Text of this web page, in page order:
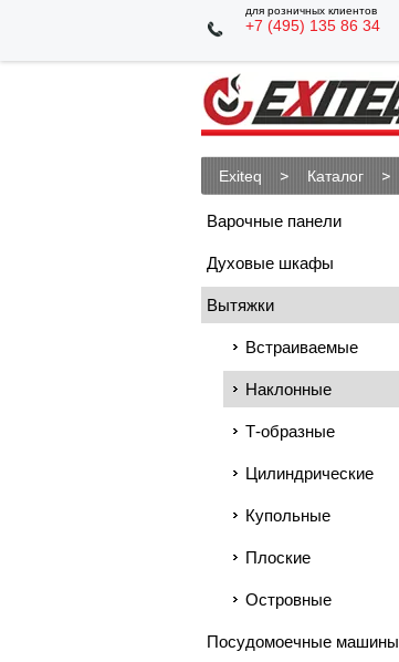
для розничных клиентов
+7 (495) 135 86 34
Exiteq Каталог
Варочные панели
Духовые шкафы
Вытяжки
Встраиваемые
Наклонные
Т-образные
Цилиндрические
Купольные
Плоские
Островные
Посудомоечные машины